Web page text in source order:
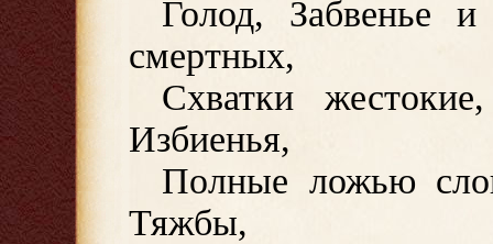
Голод, Забвенье
смертных,
Схватки
Избиенья,
Полные ложью
Тяжбы,